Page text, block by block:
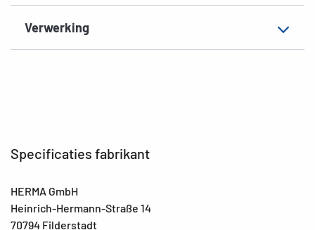
Verwerking
Specificaties fabrikant
HERMA GmbH
Heinrich-Hermann-Straße 14
70794 Filderstadt